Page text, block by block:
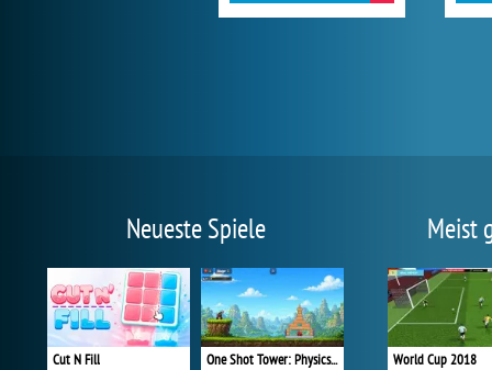
Neueste Spiele
Cut N Fill One Shot Tower: Physics Destroyer
Meist
World Cup 2018